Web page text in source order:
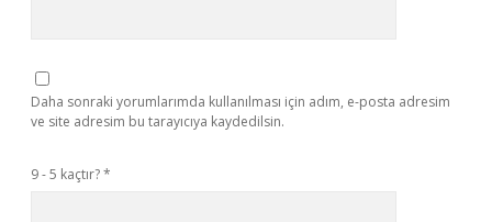
Daha sonraki yorumlarımda kullanılması için adım, e-posta adresim
ve site adresim bu tarayıcıya kaydedilsin.
9 - 5 kaçtır?*